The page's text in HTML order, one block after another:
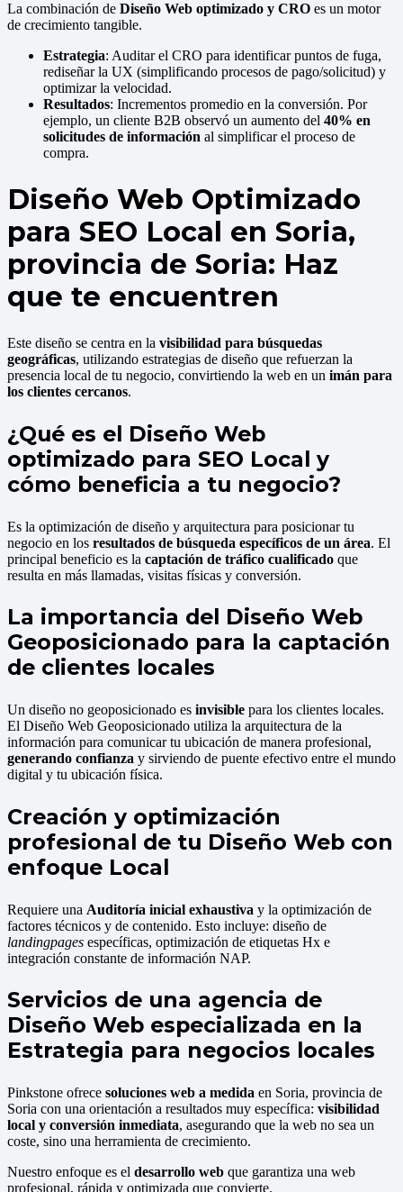
La combinación de Diseño Web optimizado y CRO es un motor
de crecimiento tangible.
Estrategia: Auditar el CRO para identificar puntos de fuga,
rediseñar la UX (simplificando procesos de pago/solicitud) y
optimizar la velocidad.
Resultados: Incrementos promedio en la conversión. Por
ejemplo, un cliente B2B observó un aumento del 40% en
solicitudes de información al simplificar el proceso de
compra.
Diseño Web Optimizado
para SEO Local en Soria,
provincia de Soria: Haz
que te encuentren
Este diseño se centra en la visibilidad para búsquedas
geográficas, utilizando estrategias de diseño que refuerzan la
presencia local de tu negocio, convirtiendo la web en un imán para
los clientes cercanos.
¿Qué es el Diseño Web
optimizado para SEO Local y
cómo beneficia a tu negocio?
Es la optimización de diseño y arquitectura para posicionar tu
negocio en los resultados de búsqueda específicos de un área. El
principal beneficio es la captación de tráfico cualificado que
resulta en más llamadas, visitas físicas y conversión.
La importancia del Diseño Web
Geoposicionado para la captación
de clientes locales
Un diseño no geoposicionado es invisible para los clientes locales.
El Diseño Web Geoposicionado utiliza la arquitectura de la
información para comunicar tu ubicación de manera profesional,
generando confianza y sirviendo de puente efectivo entre el mundo
digital y tu ubicación física.
Creación y optimización
profesional de tu Diseño Web con
enfoque Local
Requiere una Auditoría inicial exhaustiva y la optimización de
factores técnicos y de contenido. Esto incluye: diseño de
landingpages específicas, optimización de etiquetas Hx e
integración constante de información NAP.
Servicios de una agencia de
Diseño Web especializada en la
Estrategia para negocios locales
Pinkstone ofrece soluciones web a medida en Soria, provincia de
Soria con una orientación a resultados muy específica: visibilidad
local y conversión inmediata, asegurando que la web no sea un
coste, sino una herramienta de crecimiento.
Nuestro enfoque es el desarrollo web que garantiza una web
profesional, rápida y optimizada que convierte.